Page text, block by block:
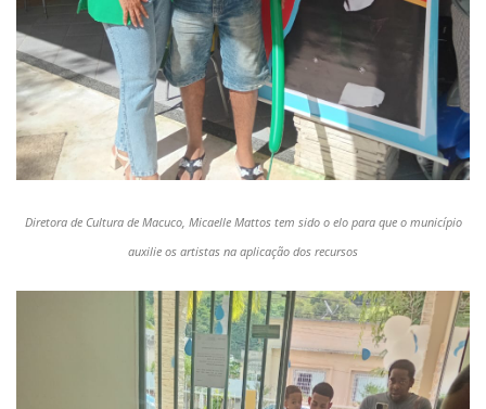
Diretora de Cultura de Macuco, Micaelle Mattos tem sido o elo para que o município
auxilie os artistas na aplicação dos recursos